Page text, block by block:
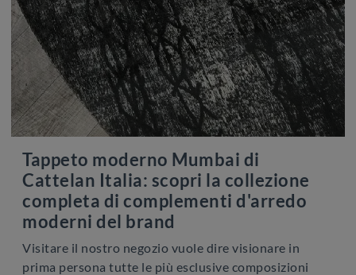
Tappeto moderno Mumbai di
Cattelan Italia: scopri la collezione
completa di complementi d'arredo
moderni del brand
Visitare il nostro negozio vuole dire visionare in
prima persona tutte le più esclusive composizioni